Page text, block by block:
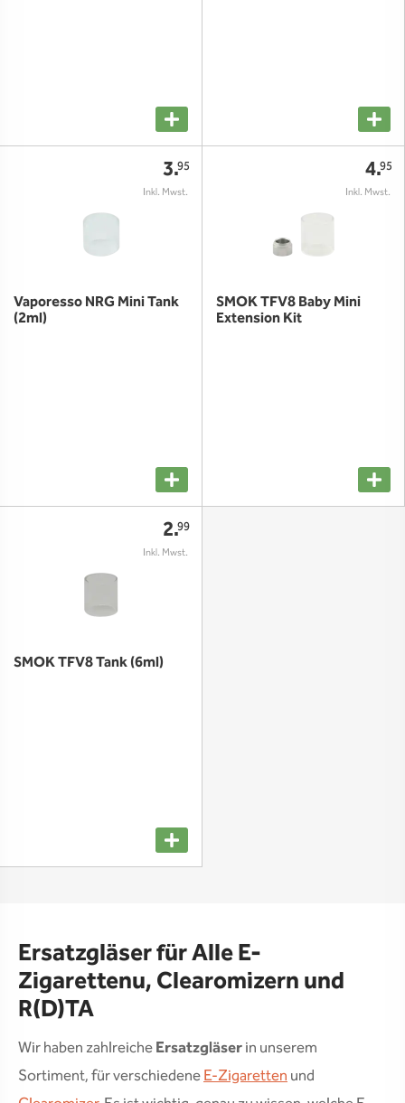
3.95
Vaporesso NRG Mini Tank
(2ml)
4.95
SMOK TFV8 Baby Mini
Extension Kit
2.99
SMOK TFV8 Tank (6ml)
Ersatzgläser für Alle E-
Zigarettenu, Clearomizern und
R(D)TA
Wir haben zahlreicheErsatzgläserin unserem
Sortiment, für verschiedeneE-Zigarettenund